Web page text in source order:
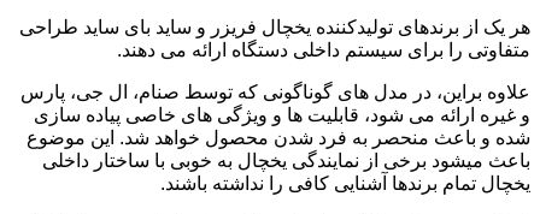
هر یک از برندهای تولیدکننده یخچال فریزر و ساید بای ساید طراحی
متفاوتی را برای سیستم داخلی دستگاه ارائه می دهند.
علاوه براین، در مدل های گوناگونی که توسط صنام، ال جی، پارس
و غیره ارائه می شود، قابلیت ها و ویژگی های خاصی پیاده سازی
شده و باعث منحصر به فرد شدن محصول خواهد شد. این موضوع
باعث میشود برخی از نمایندگی یخچال به خوبی با ساختار داخلی
یخچال تمام برندها آشنایی کافی را نداشته باشند.